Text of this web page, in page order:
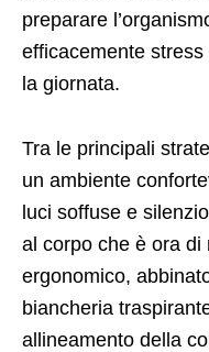
preparare
efficacemente
la giornata.
Tra le principali
un ambiente
luci soffuse e
al corpo che è ora
ergonomico,
biancheria
allineamento della